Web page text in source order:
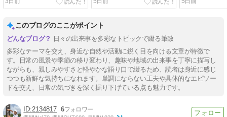
このブログのここがポイント
日々の出来事を多彩なトピックで綴る筆致
多彩なテーマを交え、身近な自然や活動に鋭く目を向ける文章が特徴で
す。日常の風景や季節の移り変わり、趣味や地域の出来事を丁寧に描写し
ながらも、親しみやすさと軽やかな語り口で綴るため、読者は身近に感じ
つつも新鮮な気持ちになれます。単調にならない工夫や具体的なエピソー
ドを交え、日常の気づきを深く掘り下げている点も魅力です。
2134817 6